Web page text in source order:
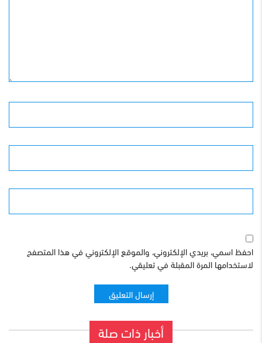
احفظ اسمي، بريدي الإلكتروني، والموقع الإلكتروني في هذا المتصفح
لاستخدامها المرة المقبلة في تعليقي.
أخبار ذات صلة